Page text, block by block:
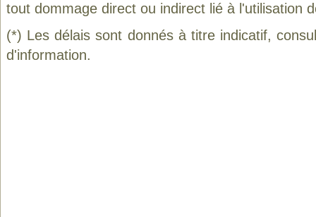
tout dommage direct ou indirect lié à l'utilisation
(*) Les délais sont donnés à titre indicatif,
d'information.